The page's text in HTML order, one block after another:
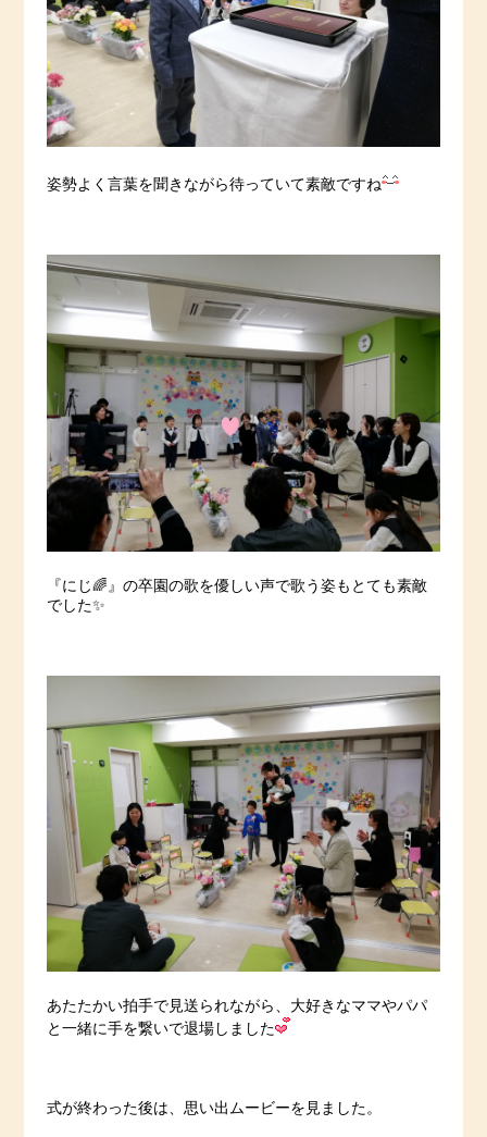
姿勢よく言葉を聞きながら待っていて素敵ですね
『にじ🌈』の卒園の歌を優しい声で歌う姿もとても素敵
でした✨
あたたかい拍手で見送られながら、大好きなママやパパ
と一緒に手を繋いで退場しました
式が終わった後は、思い出ムービーを見ました。